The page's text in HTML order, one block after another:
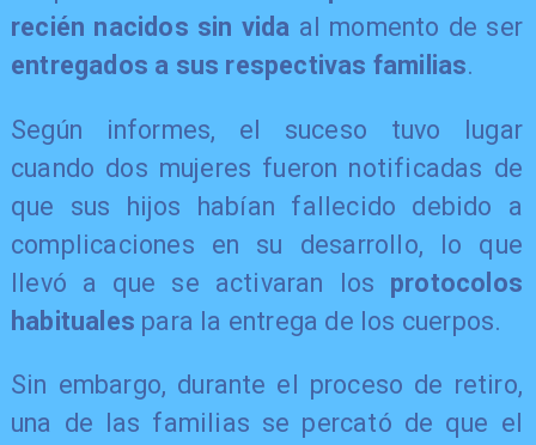
recién nacidos sin vida al momento de ser
entregados a sus respectivas familias.
Según informes, el suceso tuvo lugar
cuando dos mujeres fueron notificadas de
que sus hijos habían fallecido debido a
complicaciones en su desarrollo, lo que
llevó a que se activaran los protocolos
habituales para la entrega de los cuerpos.
Sin embargo, durante el proceso de retiro,
una de las familias se percató de que el